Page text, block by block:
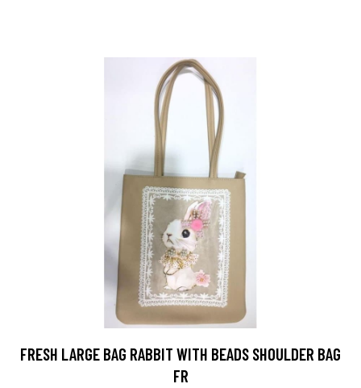
FRESH LARGE BAG RABBIT WITH BEADS SHOULDER BAG
FR